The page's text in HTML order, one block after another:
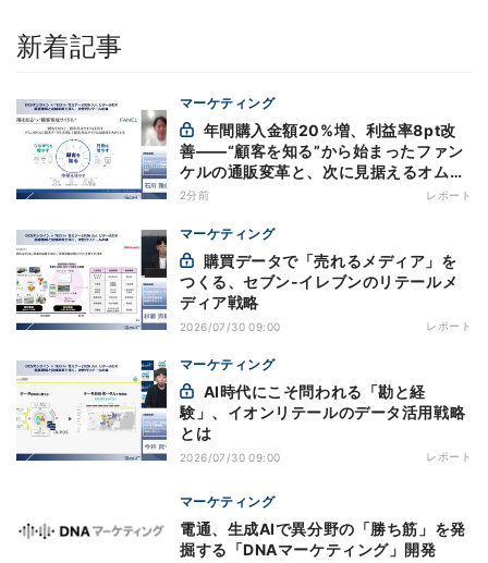
新着記事
マーケティング
善——“顧客を知る”から始まったファン
ケルの通販変革と、次に見据えるオムニ
チャネル
2分前 レポート
マーケティング
つくる、セブン-イレブンのリテールメ
ディア戦略
2026/07/30 09:00 レポート
マーケティング
験」、イオンリテールのデータ活用戦略
とは
2026/07/30 09:00 レポート
マーケティング
電通、生成AIで異分野の「勝ち筋」を発
掘する「DNAマーケティング」開発